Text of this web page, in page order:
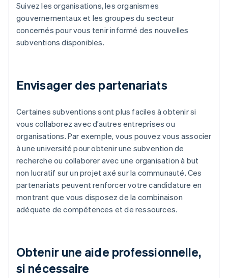
Suivez les organisations, les organismes
gouvernementaux et les groupes du secteur
concernés pour vous tenir informé des nouvelles
subventions disponibles.
Envisager des partenariats
Certaines subventions sont plus faciles à obtenir si
vous collaborez avec d’autres entreprises ou
organisations. Par exemple, vous pouvez vous associer
à une université pour obtenir une subvention de
recherche ou collaborer avec une organisation à but
non lucratif sur un projet axé sur la communauté. Ces
partenariats peuvent renforcer votre candidature en
montrant que vous disposez de la combinaison
adéquate de compétences et de ressources.
Obtenir une aide professionnelle,
si nécessaire